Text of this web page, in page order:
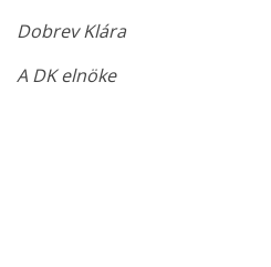
Dobrev Klára
A DK elnöke